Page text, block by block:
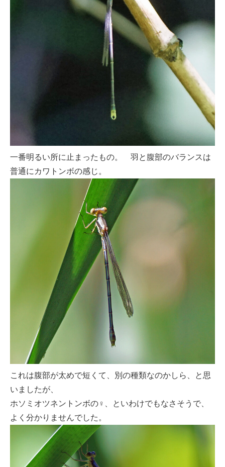
一番明るい所に止まったもの。 羽と腹部のバランスは
普通にカワトンボの感じ。
これは腹部が太めで短くて、別の種類なのかしら、と思
いましたが、
ホソミオツネントンボの♀、といわけでもなさそうで、
よく分かりませんでした。